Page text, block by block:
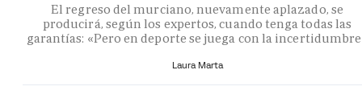
El regreso del murciano, nuevamente aplazado, se
producirá, según los expertos, cuando tenga todas las
garantías: «Pero en deporte se juega con la
Laura Marta